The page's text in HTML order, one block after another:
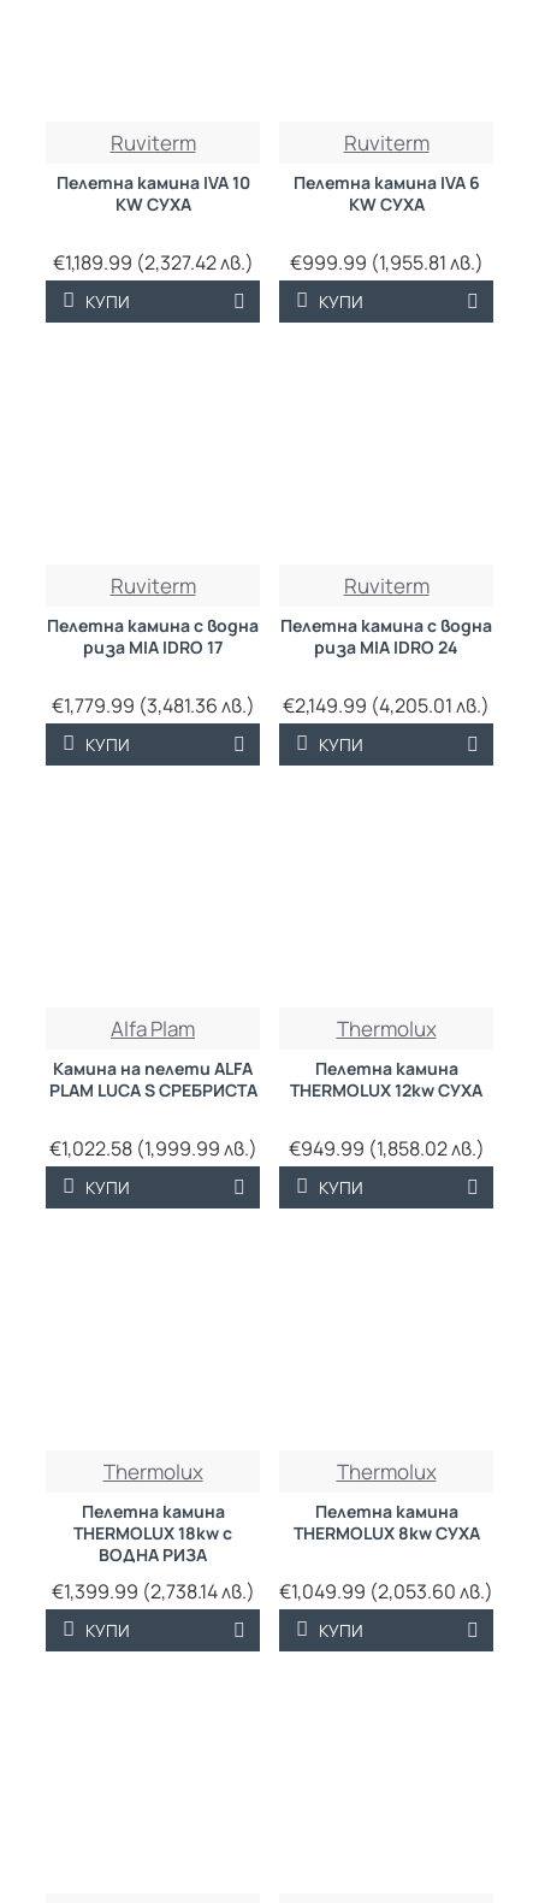
Ruviterm
Пелетна камина IVA 10
KW СУХА
€1,189.99 (2,327.42 лв.)
КУПИ
Ruviterm
Пелетна камина IVA 6
KW СУХА
€999.99 (1,955.81 лв.)
КУПИ
Ruviterm
Пелетна камина с водна
риза MIA IDRO 17
€1,779.99 (3,481.36 лв.)
КУПИ
Ruviterm
Пелетна камина с водна
риза MIA IDRO 24
€2,149.99 (4,205.01 лв.)
КУПИ
Alfa Plam
Камина на пелети ALFA
PLAM LUCA S СРЕБРИСТА
€1,022.58 (1,999.99 лв.)
КУПИ
Thermolux
Пелетна камина
THERMOLUX 12kw СУХА
€949.99 (1,858.02 лв.)
КУПИ
НОВО
Thermolux
Пелетна камина
THERMOLUX 18kw с
ВОДНА РИЗА
€1,399.99 (2,738.14 лв.)
КУПИ
Thermolux
Пелетна камина
THERMOLUX 8kw СУХА
€1,049.99 (2,053.60 лв.)
КУПИ